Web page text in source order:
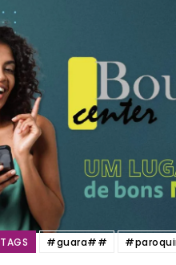
TAGS #guara##